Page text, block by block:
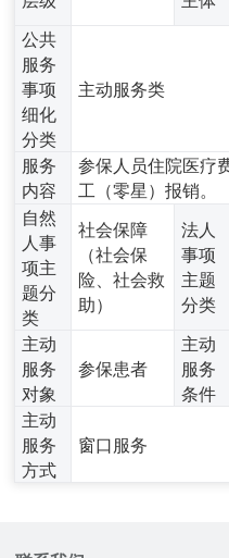
公共
服务
事项
细化
分类
主动服务类
服务
内容
参保人员住院医疗
工（零星）报销。
自然
人事
项主
题分
类
社会保障
（社会保
险、社会救
助）
法人
事项
主题
分类
主动
服务
对象
参保患者
主动
服务
条件
主动
服务
方式
窗口服务